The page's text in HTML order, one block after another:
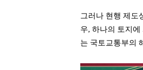
그러나 현행 제도
우, 하나의 토지
는 국토교통부의